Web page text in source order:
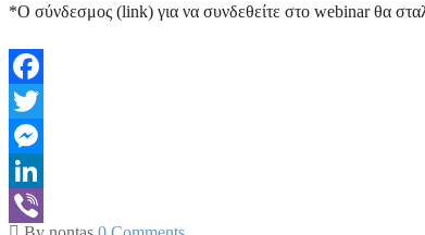
*O σύνδεσμος (link) για να συνδεθείτε στο webinar θα
Facebook
Twitter
Messenger
LinkedIn